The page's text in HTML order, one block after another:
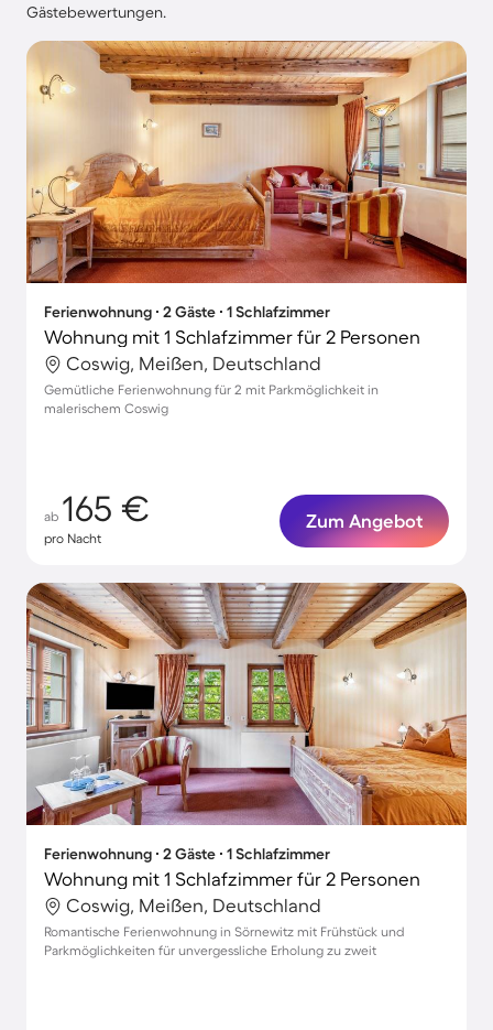
Gästebewertungen.
Ferienwohnung ∙ 2 Gäste ∙ 1 Schlafzimmer
Wohnung mit 1 Schlafzimmer für 2 Personen
Coswig, Meißen, Deutschland
Gemütliche Ferienwohnung für 2 mit Parkmöglichkeit in
malerischem Coswig
ab 165 €
pro Nacht
Zum Angebot
Ferienwohnung ∙ 2 Gäste ∙ 1 Schlafzimmer
Wohnung mit 1 Schlafzimmer für 2 Personen
Coswig, Meißen, Deutschland
Romantische Ferienwohnung in Sörnewitz mit Frühstück und
Parkmöglichkeiten für unvergessliche Erholung zu zweit